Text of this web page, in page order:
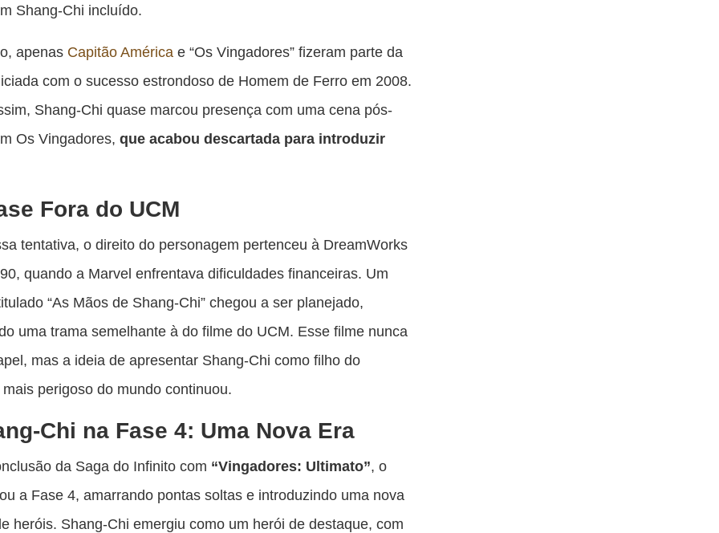
Shang-Chi incluído.
apenas Capitão América e “Os Vingadores” fizeram parte da
com o sucesso estrondoso de Homem de Ferro em 2008.
Shang-Chi quase marcou presença com uma cena pós-
Os Vingadores,que acabou descartada para introduzir
Fora do UCM
tentativa, o direito do personagem pertenceu à DreamWorks
quando a Marvel enfrentava dificuldades financeiras. Um
“As Mãos de Shang-Chi” chegou a ser planejado,
uma trama semelhante à do filme do UCM. Esse filme nunca
mas a ideia de apresentar Shang-Chi como filho do
perigoso do mundo continuou.
Chi na Fase 4: Uma Nova Era
da Saga do Infinito com “Vingadores: Ultimato”, o
a Fase 4, amarrando pontas soltas e introduzindo uma nova
heróis. Shang-Chi emergiu como um herói de destaque, com